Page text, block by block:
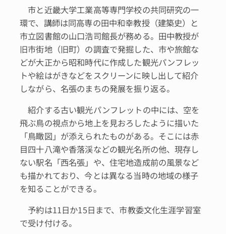
市と近畿大学工業高等専門学校の共同研究の一
環で、講師は同高専の田中和幸教授（建築史）と
市立図書館の山口浩司館長が務める。田中教授が
旧市街地（旧町）の調査で発掘した、市や旅館な
どが大正から昭和時代に作成した観光パンフレッ
トや絵はがきなどをスクリーンに映し出して紹介
しながら、名張のまちの発展を振り返る。
紹介する古い観光パンフレットの中には、空を
飛ぶ鳥の視点から地上を見おろしたように描いた
「鳥瞰図」が添えられたものがある。そこには赤
目四十八滝や香落渓などの観光名所の他、現存し
ない駅名「西名張」や、住宅地造成前の風景など
も描かれており、今とは異なる当時の地域の様子
を知ることができる。
予約は11日か15日まで、市教委文化生涯学習室
で受け付ける。